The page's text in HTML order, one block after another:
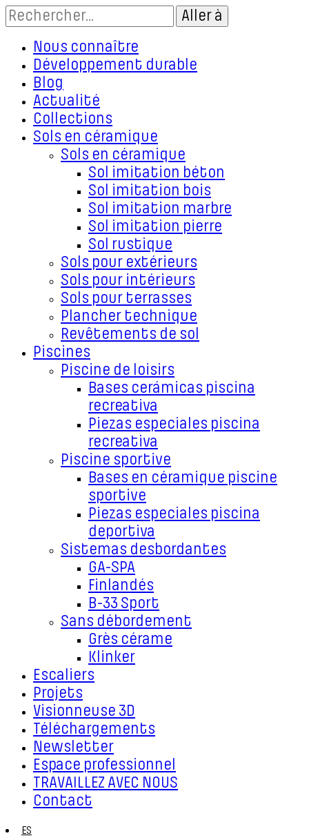
Nous connaître
Développement durable
Blog
Actualité
Collections
Sols en céramique
Sols en céramique
Sol imitation béton
Sol imitation bois
Sol imitation marbre
Sol imitation pierre
Sol rustique
Sols pour extérieurs
Sols pour intérieurs
Sols pour terrasses
Plancher technique
Revêtements de sol
Piscines
Piscine de loisirs
Bases cerámicas piscina
recreativa
Piezas especiales piscina
recreativa
Piscine sportive
Bases en céramique piscine
sportive
Piezas especiales piscina
deportiva
Sistemas desbordantes
GA-SPA
Finlandés
B-33 Sport
Sans débordement
Grès cérame
Klinker
Escaliers
Projets
Visionneuse 3D
Téléchargements
Newsletter
Espace professionnel
TRAVAILLEZ AVEC NOUS
Contact
ES